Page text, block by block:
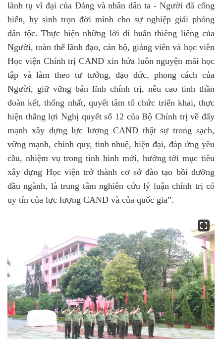
lãnh tụ vĩ đại của Đảng và nhân dân ta - Người đã cống
hiến, hy sinh trọn đời mình cho sự nghiệp giải phóng
dân tộc. Thực hiện những lời di huấn thiêng liêng của
Người, toàn thể lãnh đạo, cán bộ, giảng viên và học viên
Học viện Chính trị CAND xin hứa luôn nguyện mãi học
tập và làm theo tư tưởng, đạo đức, phong cách của
Người, giữ vững bản lĩnh chính trị, nêu cao tinh thần
đoàn kết, thống nhất, quyết tâm tổ chức triển khai, thực
hiện thắng lợi Nghị quyết số 12 của Bộ Chính trị về đẩy
mạnh xây dựng lực lượng CAND thật sự trong sạch,
vững mạnh, chính quy, tinh nhuệ, hiện đại, đáp ứng yêu
cầu, nhiệm vụ trong tình hình mới, hướng tới mục tiêu
xây dựng Học viện trở thành cơ sở đào tạo bồi dưỡng
đầu ngành, là trung tâm nghiên cứu lý luận chính trị có
uy tín của lực lượng CAND và của quốc gia”.